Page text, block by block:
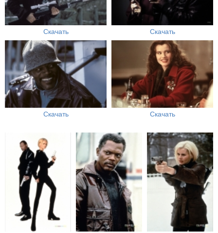
Скачать Скачать
Скачать Скачать